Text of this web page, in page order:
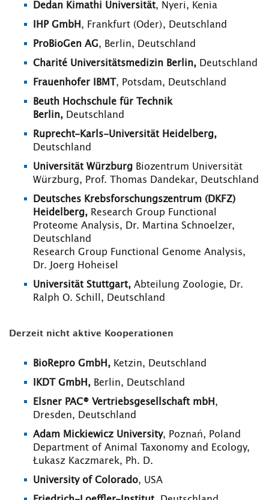
Dedan Kimathi Universität, Nyeri, Kenia
IHP GmbH , Frankfurt (Oder), Deutschland
ProBioGen AG, Berlin, Deutschland
Charité Universitätsmedizin Berlin, Deutschland
Frauenhofer IBMT, Potsdam, Deutschland
Beuth Hochschule für Technik
Berlin, Deutschland
Ruprecht-Karls-Universität Heidelberg,
Deutschland
Universität Würzburg Biozentrum Universität
Würzburg, Prof. Thomas Dandekar, Deutschland
Deutsches Krebsforschungszentrum (DKFZ)
Heidelberg, Research Group Functional
Proteome Analysis, Dr. Martina Schnoelzer,
Deutschland
Research Group Functional Genome Analysis,
Dr. Joerg Hoheisel
Universität Stuttgart, Abteilung Zoologie, Dr.
Ralph O. Schill, Deutschland
Derzeit nicht aktive Kooperationen
BioRepro GmbH, Ketzin, Deutschland
IKDT GmbH, Berlin, Deutschland
Elsner PAC® Vertriebsgesellschaft mbH ,
Dresden, Deutschland
Adam Mickiewicz University, Poznań, Poland
Department of Animal Taxonomy and Ecology,
Łukasz Kaczmarek, Ph. D.
University of Colorado, USA